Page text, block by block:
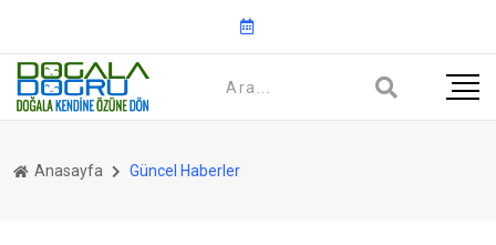
Anasayfa Güncel Haberler